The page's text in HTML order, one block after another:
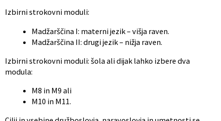
Izbirni strokovni moduli:
Madžarščina I: materni jezik – višja raven.
Madžarščina II: drugi jezik – nižja raven.
Izbirni strokovni moduli: šola ali dijak lahko izbere dva
modula:
M8 in M9 ali
M10 in M11.